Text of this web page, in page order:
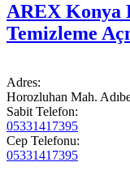
AREX Konya
Temizleme
Adres:
Horozluhan Mah.
Sabit Telefon:
05331417395
Cep Telefonu:
05331417395